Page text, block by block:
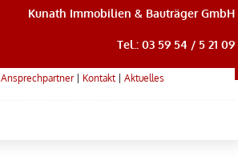
Kunath Immobilien & Bauträger GmbH
Tel.: 03 59 54 / 5 21 09
Ansprechpartner| Kontakt| Aktuelles